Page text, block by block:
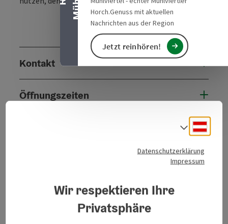
Horch.Genuss mit aktuellen
Nachrichten aus der Region
Jetzt reinhören!
Kontakt
Öffnungszeiten
Barrierefreiheit
Datenschutzerklärung
Impressum
Wir respektieren Ihre
Privatsphäre